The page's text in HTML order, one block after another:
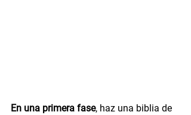
En una primera fase, haz una biblia de